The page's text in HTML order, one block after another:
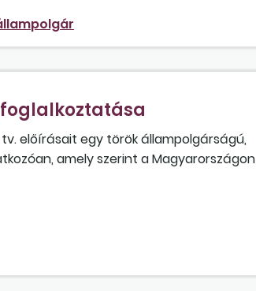
tv. előírásait egy török állampolgárságú,
amely szerint a Magyarországon
fog minősülni, így a foglalkoztatással
az esetben ahhoz, hogy a
arra, hogy a munkáltató értelmezése